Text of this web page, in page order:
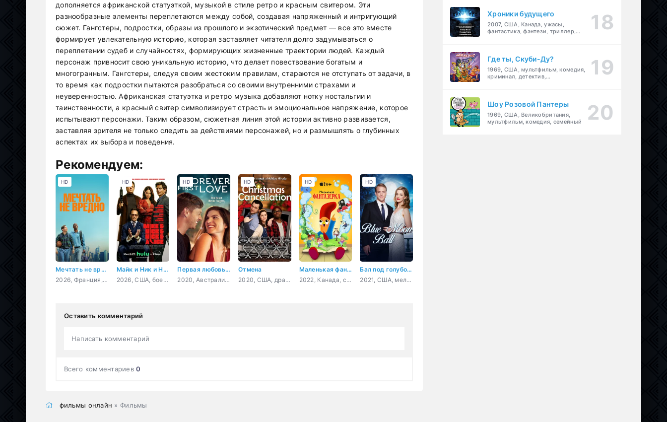
дополняется африканской статуэткой, музыкой в стиле ретро и красным свитером. Эти
разнообразные элементы переплетаются между собой, создавая напряженный и интригующий
сюжет. Гангстеры, подростки, образы из прошлого и экзотический предмет — все это вместе
формирует увлекательную историю, которая заставляет читателя долго задумываться о
переплетении судеб и случайностях, формирующих жизненные траектории людей. Каждый
персонаж привносит свою уникальную историю, что делает повествование богатым и
многогранным. Гангстеры, следуя своим жестоким правилам, стараются не отступать от задачи, в
то время как подростки пытаются разобраться со своими внутренними страхами и
неуверенностью. Африканская статуэтка и ретро музыка добавляют нотку ностальгии и
таинственности, а красный свитер символизирует страсть и эмоциональное напряжение, которое
испытывают персонажи. Таким образом, сюжетная линия этой истории активно развивается,
заставляя зрителя не только следить за действиями персонажей, но и размышлять о глубинных
аспектах их выбора и поведения.
Рекомендуем:
Мечтать не вредно
2026, Франция, комедия, спорт
HD
Майк и Ник и Ник и Элис
2026, США, боевик, комедия, криминал
HD
Первая любовь навсегда
2020, Австралия, Филиппины, драма, мелодрама
HD
Отмена
2020, США, драма
HD
Маленькая фантазерка
2022, Канада, семейный
HD
Бал под голубой луной
2021, США, мелодрама
HD
Оставить комментарий
Написать комментарий
Всего комментариев0
фильмы онлайн » Фильмы
Хроники будущего
2007, США, Канада, ужасы,
фантастика, фэнтези, триллер,
Где ты, Скуби-Ду?
1969, США, мультфильм, комедия,
криминал, детектив,
Шоу Розовой Пантеры
1969, США, Великобритания,
мультфильм, комедия, семейный